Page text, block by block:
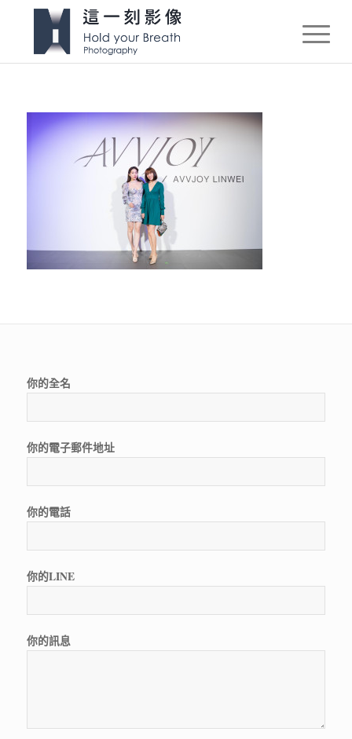
你的全名
你的電子郵件地址
你的電話
你的LINE
你的訊息